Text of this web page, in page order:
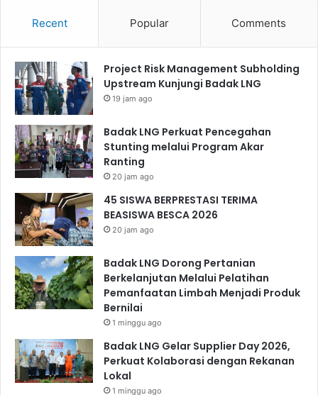
Recent Popular Comments
Project Risk Management Subholding
Upstream Kunjungi Badak LNG
19 jam ago
Badak LNG Perkuat Pencegahan
Stunting melalui Program Akar
Ranting
20 jam ago
45 SISWA BERPRESTASI TERIMA
BEASISWA BESCA 2026
20 jam ago
Badak LNG Dorong Pertanian
Berkelanjutan Melalui Pelatihan
Pemanfaatan Limbah Menjadi Produk
Bernilai
1 minggu ago
Badak LNG Gelar Supplier Day 2026,
Perkuat Kolaborasi dengan Rekanan
Lokal
1 minggu ago